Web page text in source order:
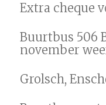
Extra cheque
Buurtbus 506
november
Grolsch,